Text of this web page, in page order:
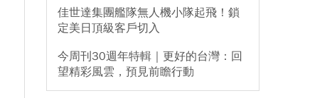
佳世達集團艦隊無人機小隊起飛！鎖
定美日頂級客戶切入
今周刊30週年特輯｜更好的台灣：回
望精彩風雲，預見前瞻行動